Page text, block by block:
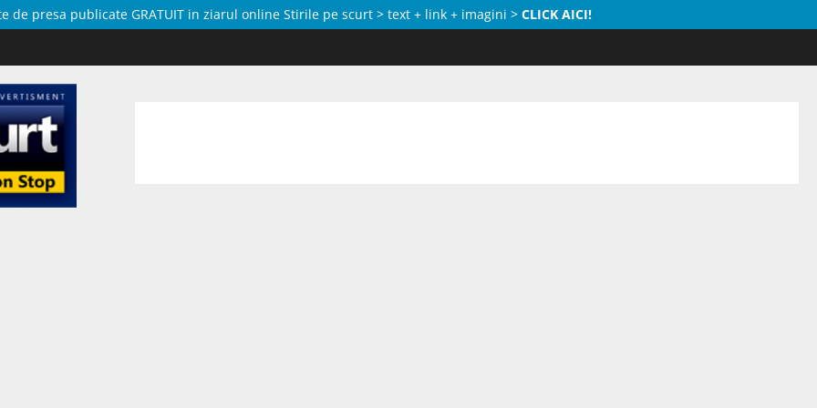
de presa publicate GRATUIT in ziarul online Stirile pe scurt > text + link + imagini > CLICK AICI!